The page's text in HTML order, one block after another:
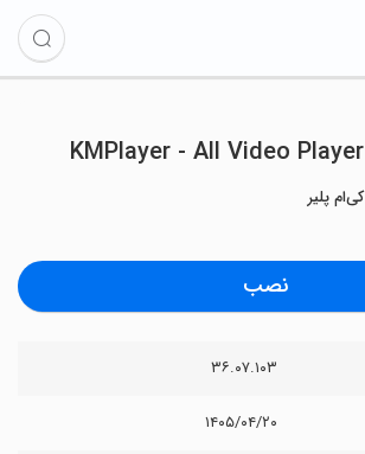
KMPlayer - All Video Player
کی‌ام پلیر
نصب
۳۶.۰۷.۱۰۳
۱۴۰۵/۰۴/۲۰